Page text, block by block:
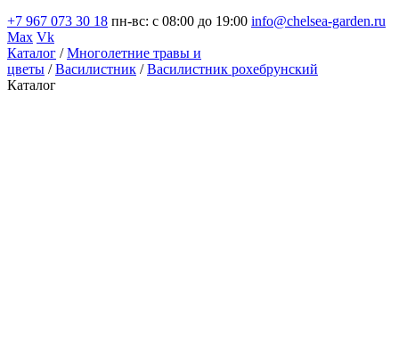
+7 967 073 30 18 пн-вс: с 08:00 до 19:00 info@chelsea-garden.ru
Max Vk
Каталог /Многолетние травы и
цветы /Василистник /Василистник рохебрунский
Каталог